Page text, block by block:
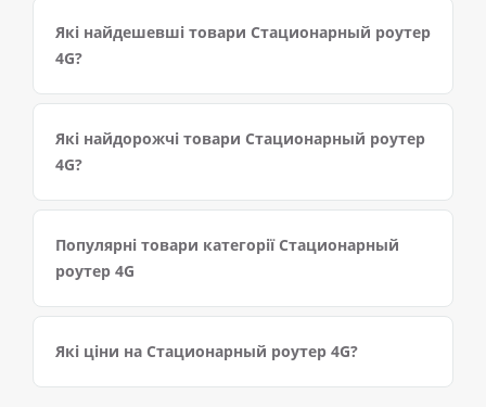
Які найдешевші товари Стационарный роутер
4G?
Які найдорожчі товари Стационарный роутер
4G?
Популярні товари категорії Стационарный
роутер 4G
Які ціни на Стационарный роутер 4G?